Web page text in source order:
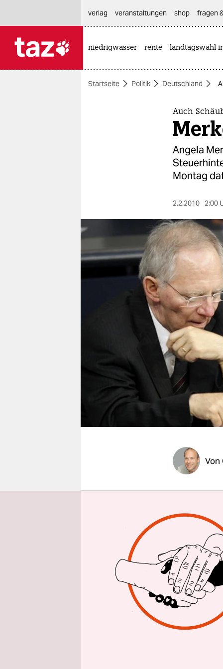
themen
berlin
fragen & hilfe
unterstützen
genossenschaft
verlag
veranstaltungen shop fragen
niedrigwasser rente landtagswahl
Startseite Politik Deutschland
Auch
Angela
Montag
2.2.2010 2:00
Von
Deutsche
Schäuble
zuständig
Westfalen,
schon die
"Vom Ziel
dieser
müsse